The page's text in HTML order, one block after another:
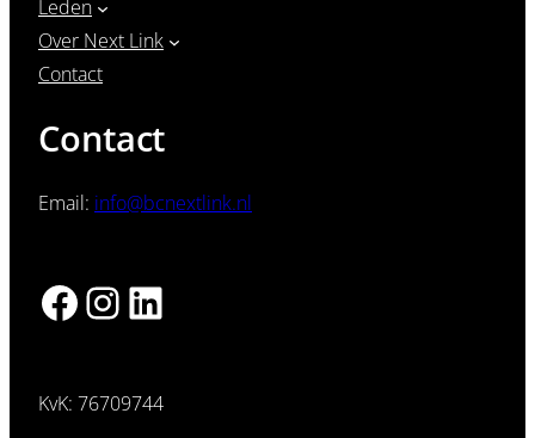
Leden
Over Next Link
Contact
Contact
Email: info@bcnextlink.nl
Facebook InstagramLinkedIn
KvK: 76709744